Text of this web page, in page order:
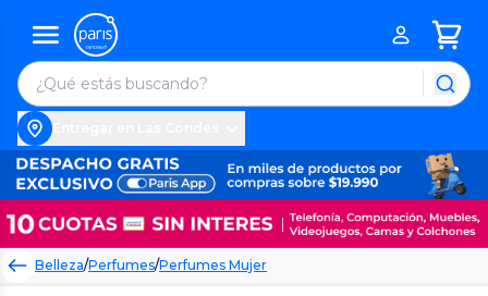
Belleza/Perfumes/Perfumes Mujer